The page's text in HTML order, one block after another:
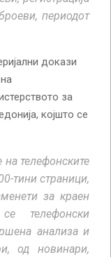
периодот
докази
за
којшто се
на телефонските
тини страници,
за краен
телефонски
анализа и
од новинари,